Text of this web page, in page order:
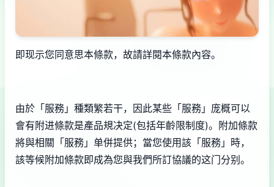
即现示您同意思本條款，故請詳閱本條款內容。
由於「服務」種類繁若干，因此某些「服務」庞概可以
會有附进條款是產品規决定(包括年齡限制度)。附加條款
將與相關「服務」单併提供；當您使用該「服務」時，
該等候附加條款即成為您與我們所訂協議的这门分别。